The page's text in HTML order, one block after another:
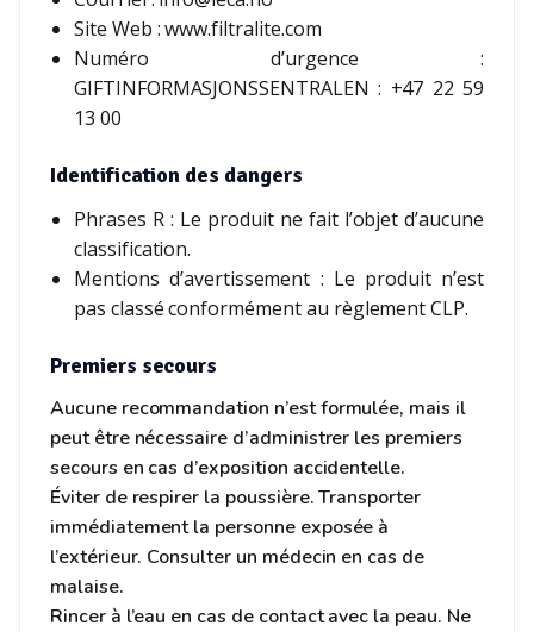
Site Web : www.filtralite.com
Numéro d’urgence :
GIFTINFORMASJONSSENTRALEN : +47 22 59
13 00
Identification des dangers
Phrases R : Le produit ne fait l’objet d’aucune
classification.
Mentions d’avertissement : Le produit n’est
pas classé conformément au règlement CLP.
Premiers secours
Aucune recommandation n’est formulée, mais il
peut être nécessaire d’administrer les premiers
secours en cas d’exposition accidentelle.
Éviter de respirer la poussière. Transporter
immédiatement la personne exposée à
l’extérieur. Consulter un médecin en cas de
malaise.
Rincer à l’eau en cas de contact avec la peau. Ne